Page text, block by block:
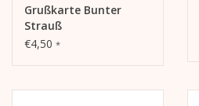
Grußkarte Bunter
Strauß
€4,50 *